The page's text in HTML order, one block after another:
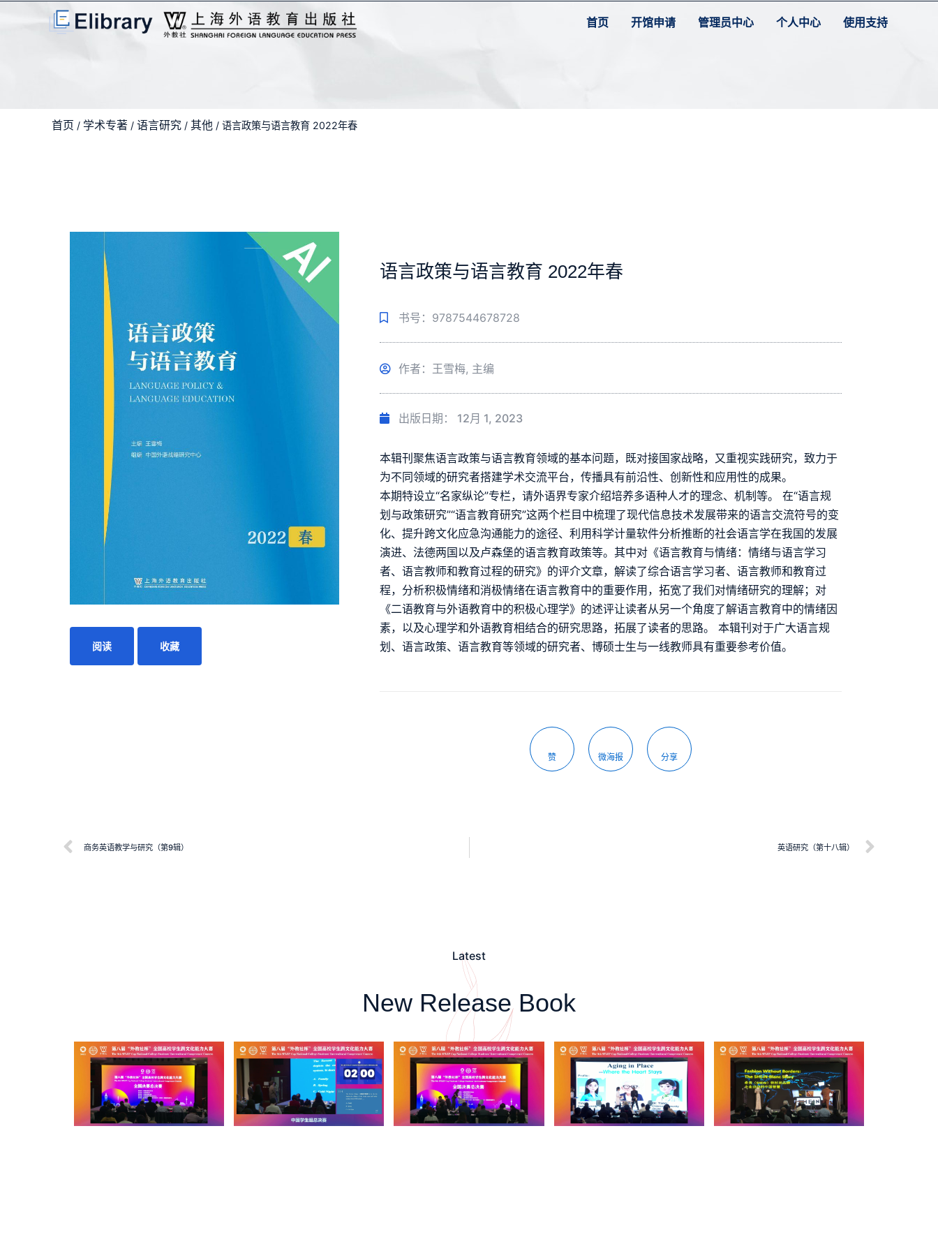
首页 开馆申请 管理员中心 个人中心 使用支持
首页 / 学术专著 / 语言研究 / 其他 / 语言政策与语言教育 2022年春
阅读 收藏
语言政策与语言教育 2022年春
书号：9787544678728
作者：王雪梅, 主编
出版日期： 12月 1, 2023
本辑刊聚焦语言政策与语言教育领域的基本问题，既对接国家战略，又重视实践研究，致力于
为不同领域的研究者搭建学术交流平台，传播具有前沿性、创新性和应用性的成果。
本期特设立“名家纵论”专栏，请外语界专家介绍培养多语种人才的理念、机制等。 在“语言规
划与政策研究”“语言教育研究”这两个栏目中梳理了现代信息技术发展带来的语言交流符号的变
化、提升跨文化应急沟通能力的途径、利用科学计量软件分析推断的社会语言学在我国的发展
演进、法德两国以及卢森堡的语言教育政策等。其中对《语言教育与情绪：情绪与语言学习
者、语言教师和教育过程的研究》的评介文章，解读了综合语言学习者、语言教师和教育过
程，分析积极情绪和消极情绪在语言教育中的重要作用，拓宽了我们对情绪研究的理解；对
《二语教育与外语教育中的积极心理学》的述评让读者从另一个角度了解语言教育中的情绪因
素，以及心理学和外语教育相结合的研究思路，拓展了读者的思路。 本辑刊对于广大语言规
划、语言政策、语言教育等领域的研究者、博硕士生与一线教师具有重要参考价值。
赞 微海报 分享
商务英语教学与研究（第9辑） 英语研究（第十八辑）
Latest
New Release Book